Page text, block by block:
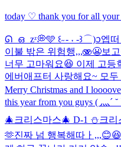
today ♡ thank you for all your
ᘏ ഒ zᶻ💭🩵 ꒰˶ - ˕ -꒱ ⌒)ᦱ엡
이불 밖은 위험행,,,🫨😬보
너무 고마워요😆 이제 고등
에버애프터 사랑해요~ 모
Merry Christmas and I
this year from you guys ( 灬´
🎄 크리스마스🎄 D-1 ⛄️크리
🫶진짜 넘 행복해따ㅏ